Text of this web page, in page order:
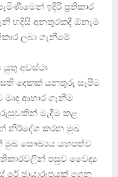
ඉදිරි ප‍්‍රතිකාර
හදිසි අනතුරකදී ඕනෑම
ලබා ගැනීමේ
යුතු අවස්ථා
සති දෙකක් යනතුරු සැපීම
ආහාර ගැනීම
මැදීම කළ
නිර්දේශ කරන මුඛ
මුඛ සෞඛ්‍යය යහපත්ව
පසුව වෛද්‍ය
රේ ඡුායාරූපයක් ගෙන